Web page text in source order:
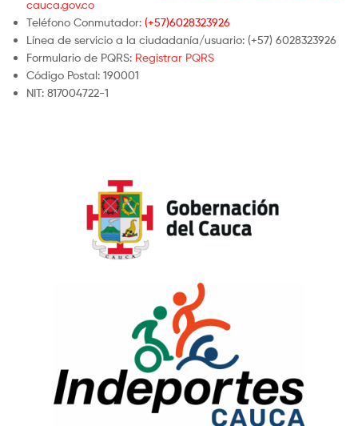
cauca.gov.co
Teléfono Conmutador: (+57)6028323926
Línea de servicio a la ciudadanía/usuario: (+57) 6028323926
Formulario de PQRS: Registrar PQRS
Código Postal: 190001
NIT: 817004722-1